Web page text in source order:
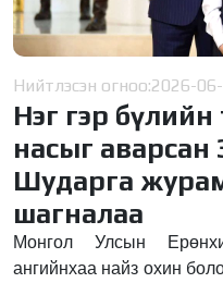
Нийтлэсэн огноо:2026-
Нэг гэр
насыг
Шударга
шагналаа
Монгол Улсын
ангийнхаа найз охин